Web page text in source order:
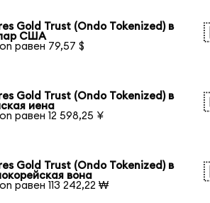
Gold Trust (Ondo Tokenized) в
США
равен 79,57 $
Gold Trust (Ondo Tokenized) в
иена
равен 12 598,25 ¥
Gold Trust (Ondo Tokenized) в
вона
равен 113 242,22 ₩